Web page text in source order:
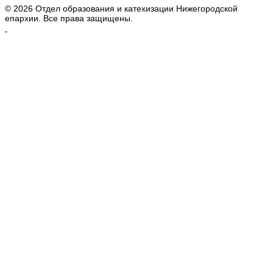
© 2026 Отдел образования и катехизации Нижегородской
епархии. Все права защищены.